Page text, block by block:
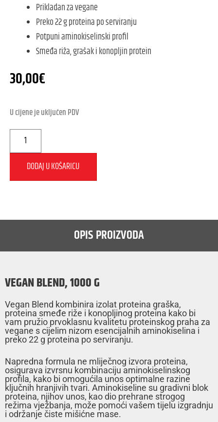
Prikladan za vegane
Preko 22 g proteina po serviranju
Potpuni aminokiselinski profil
Smeđa riža, grašak i konopljin protein
30,00€
U cijene je uključen PDV
DODAJ U KOŠARICU
OPIS PROIZVODA
VEGAN BLEND, 1000 G
Vegan Blend kombinira izolat proteina graška,
proteina smeđe riže i konopljinog proteina kako bi
vam pružio prvoklasnu kvalitetu proteinskog praha za
vegane s cijelim nizom esencijalnih aminokiselina i
preko 22 g proteina po serviranju.
Napredna formula ne mliječnog izvora proteina,
osigurava izvrsnu kombinaciju aminokiselinskog
profila, kako bi omogućila unos optimalne razine
ključnih hranjivih tvari. Aminokiseline su gradivni blok
proteina, njihov unos, kao dio prehrane strogog
režima vježbanja, može pomoći vašem tijelu izgradnju
i održanje čiste mišićne mase.